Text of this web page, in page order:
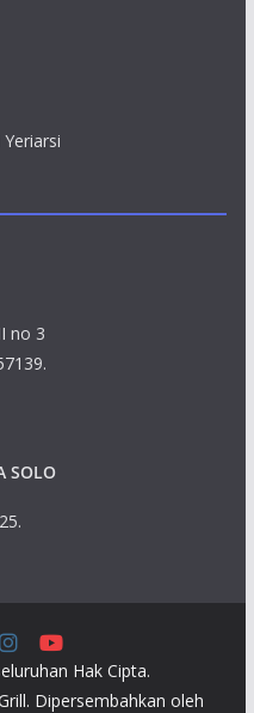
no 3
SOLO
Hak Cipta.
Dipersembahkan oleh